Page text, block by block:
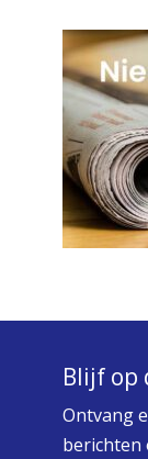
Blijf op
Ontvang
berichten